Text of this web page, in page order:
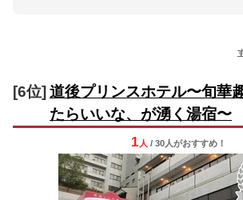
[6位] 道後プリンスホテル〜旬華
たらいいな、が湧く湯宿〜
1 人 / 30人がおすすめ！